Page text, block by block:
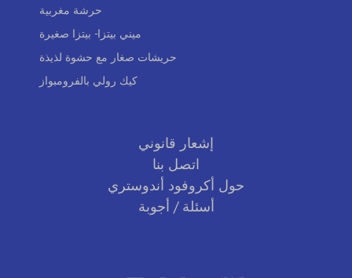
حرشة مغربية
ميني بيتزا- بيتزا صغيرة
حريشات صغار مع حشوة لذيذة
كيك رولي بالفرومبواز
إشعار قانوني
اتصل بنا
حول أكروفود أندوستري
أسئلة / أجوبة